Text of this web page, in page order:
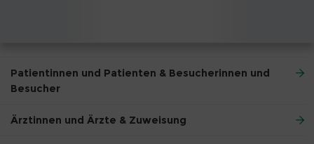
Patientinnen und Patienten & Besucherinnen und
Besucher
Ärztinnen und Ärzte & Zuweisung